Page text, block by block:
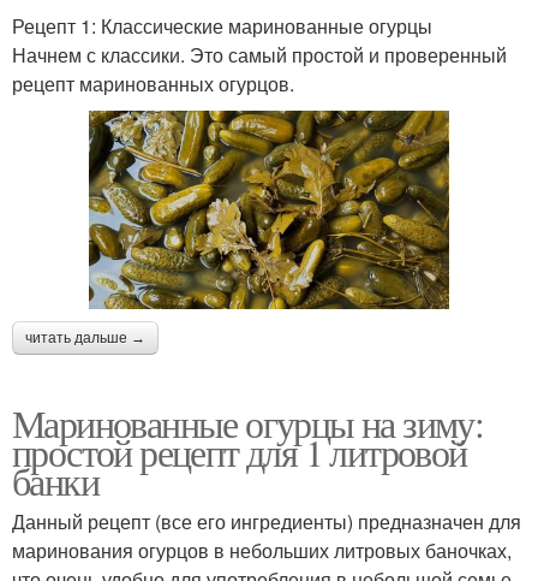
Рецепт 1: Классические маринованные огурцы
Начнем с классики. Это самый простой и проверенный
рецепт маринованных огурцов.
читать дальше →
Маринованные огурцы на зиму:
простой рецепт для 1 литровой
банки
Данный рецепт (все его ингредиенты) предназначен для
маринования огурцов в небольших литровых баночках,